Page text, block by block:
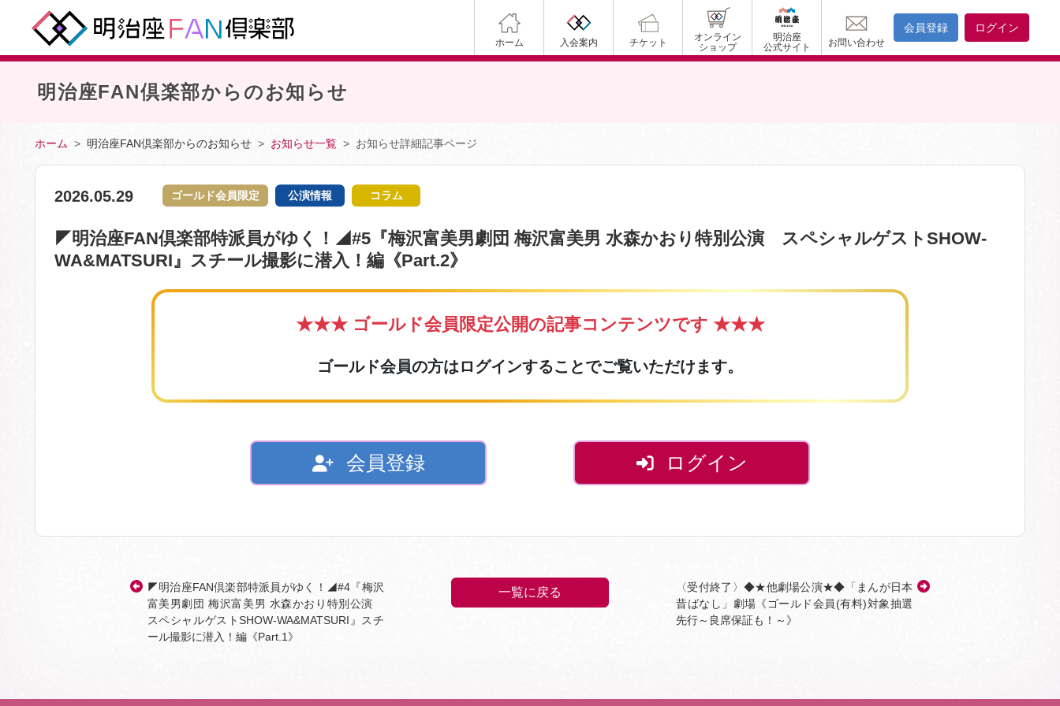
ホーム 入会案内 チケット
オンライン
ショップ
明治座
公式サイト
お問い合わせ
会員登録 ログイン
明治座FAN倶楽部からのお知らせ
ホーム 明治座FAN倶楽部からのお知らせ お知らせ一覧 お知らせ詳細記事ページ
2026.05.29 ゴールド会員限定 公演情報 コラム
◤明治座FAN倶楽部特派員がゆく！◢#5『梅沢富美男劇団 梅沢富美男 水森かおり特別公演 スペシャルゲストSHOW-
WA&MATSURI』スチール撮影に潜入！編《Part.2》
★★★ゴールド会員限定公開の記事コンテンツです ★★★
ゴールド会員の方はログインすることでご覧いただけます。
会員登録 ログイン
◤明治座FAN倶楽部特派員がゆく！◢#4『梅沢
富美男劇団 梅沢富美男 水森かおり特別公演
スペシャルゲストSHOW-WA&MATSURI』スチ
ール撮影に潜入！編《Part.1》
〈受付終了〉◆★他劇場公演★◆「まんが日本
昔ばなし」劇場《ゴールド会員(有料)対象抽選
先行～良席保証も！～》
一覧に戻る